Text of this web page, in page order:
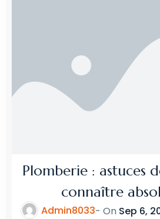
Plomberie : astuces
connaître
Admin8033- On Sep 6,